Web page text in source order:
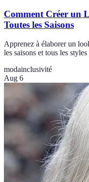
Comment Créer un
Toutes les Saisons
Apprenez à élaborer un
les saisons et tous les
modainclusivité
Aug 6